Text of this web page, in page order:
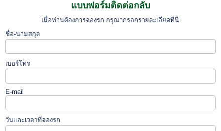
แบบฟอร์มติดต่อกลับ
เมื่อท่านต้องการจองรถ กรุณากรอกรายละเอียดที่นี่
ชื่อ-นามสกุล
เบอร์โทร
E-mail
วันและเวลาที่จองรถ